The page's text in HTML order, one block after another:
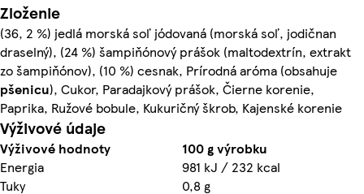
Zloženie
(36, 2 %) jedlá morská soľ jódovaná (morská soľ, jodičnan
draselný), (24 %) šampiňónový prášok (maltodextrín, extrakt
zo šampiňónov), (10 %) cesnak, Prírodná aróma (obsahuje
pšenicu), Cukor, Paradajkový prášok, Čierne korenie,
Paprika, Ružové bobule, Kukuričný škrob, Kajenské korenie
Výživové údaje
Výživové hodnoty
100 g výrobku
Energia
981 kJ / 232 kcal
Tuky
0,8 g